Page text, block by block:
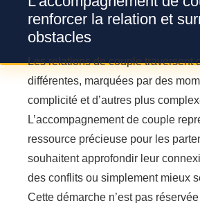
renforcer la relation et
obstacles
Les relations de couple traversent
différentes, marquées par des
complicité et d’autres plus
L’accompagnement de couple
ressource précieuse pour les
souhaitent approfondir leur
des conflits ou simplement mieux
Cette démarche n’est pas